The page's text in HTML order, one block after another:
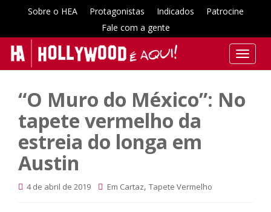
Sobre o HEA Protagonistas Indicados
Patrocine
Fale com a gente
T
o
g
“O Muro do México”: No
tapete vermelho da
estreia do longa em
Austin
4 de abril de 2019 Em Cartaz, Tapete Vermelho